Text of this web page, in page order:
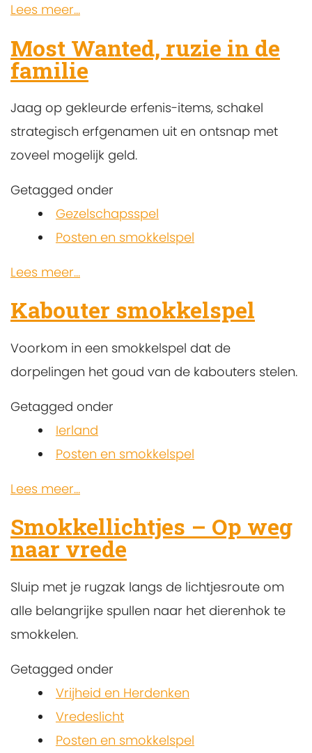
Lees meer...
Most Wanted, ruzie in de
familie
Jaag op gekleurde erfenis-items, schakel
strategisch erfgenamen uit en ontsnap met
zoveel mogelijk geld.
Getagged onder
Gezelschapsspel
Posten en smokkelspel
Lees meer...
Kabouter smokkelspel
Voorkom in een smokkelspel dat de
dorpelingen het goud van de kabouters stelen.
Getagged onder
Ierland
Posten en smokkelspel
Lees meer...
Smokkellichtjes – Op weg
naar vrede
Sluip met je rugzak langs de lichtjesroute om
alle belangrijke spullen naar het dierenhok te
smokkelen.
Getagged onder
Vrijheid en Herdenken
Vredeslicht
Posten en smokkelspel